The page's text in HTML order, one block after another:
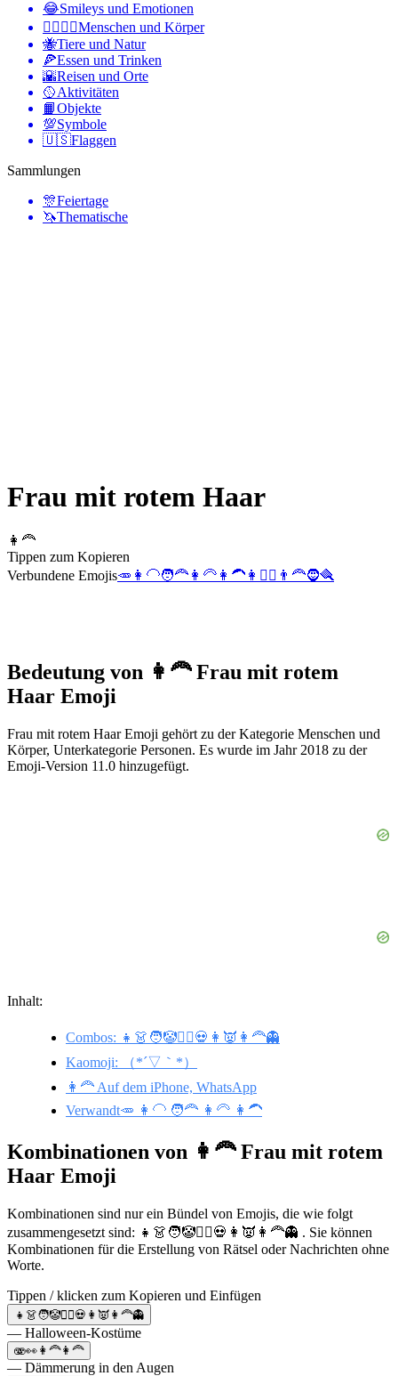
😂Smileys und Emotionen
👩‍❤️‍💋‍👨Menschen und Körper
🐝Tiere und Natur
🍕Essen und Trinken
🌇Reisen und Orte
🥎Aktivitäten
📙Objekte
💯Symbole
🇺🇸Flaggen
Sammlungen
🎊Feiertage
🦄Thematische
Frau mit rotem Haar
👩‍🦰
Tippen zum Kopieren
Verbundene Emojis🥕 👩‍🦲🧑‍🦰 👩‍🦳 👩‍🦱 👩 👱‍♀️ 👨‍🦰🧔🪮
Bedeutung von 👩‍🦰 Frau mit rotem
Haar Emoji
Frau mit rotem Haar Emoji gehört zu der Kategorie Menschen und
Körper, Unterkategorie Personen. Es wurde im Jahr 2018 zu der
Emoji-Version 11.0 hinzugefügt.
Inhalt:
Combos: 👧👗🧑🤡👱‍♂️💀👩👿👩‍🦰👻
Kaomoji: （*´▽｀*）
👩‍🦰 Auf dem iPhone, WhatsApp
Verwandt🥕 👩‍🦲 🧑‍🦰 👩‍🦳 👩‍🦱
Kombinationen von 👩‍🦰 Frau mit rotem
Haar Emoji
Kombinationen sind nur ein Bündel von Emojis, die wie folgt
zusammengesetzt sind: 👧👗🧑🤡👱‍♂️💀👩👿👩‍🦰👻 . Sie können
Kombinationen für die Erstellung von Rätsel oder Nachrichten ohne
Worte.
Tippen / klicken zum Kopieren und Einfügen
👧👗🧑🤡👱‍♂️💀👩👿👩‍🦰👻
— Halloween-Kostüme
🫨👀👩‍🦰👩‍🦰
— Dämmerung in den Augen